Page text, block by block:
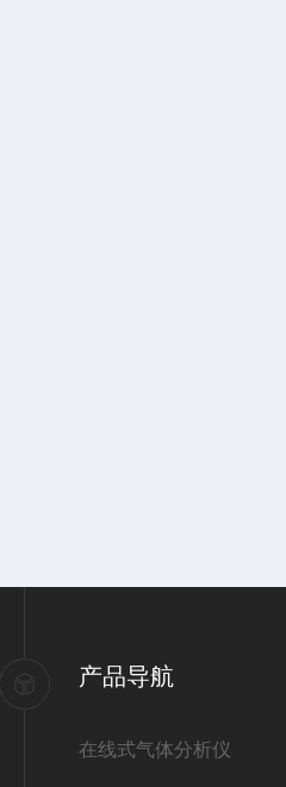
产品导航
在线式气体分析仪